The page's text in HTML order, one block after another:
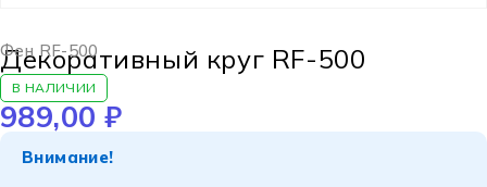
Фен RF-500
Декоративный круг RF-500
В НАЛИЧИИ
989,00 ₽
Внимание!